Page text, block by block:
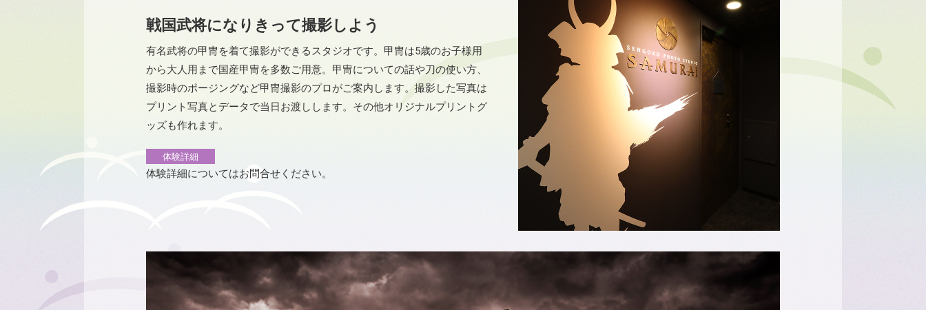
戦国武将になりきって撮影しよう
有名武将の甲冑を着て撮影ができるスタジオです。甲冑は5歳のお子様用
から大人用まで国産甲冑を多数ご用意。甲冑についての話や刀の使い方、
撮影時のポージングなど甲冑撮影のプロがご案内します。撮影した写真は
プリント写真とデータで当日お渡しします。その他オリジナルプリントグ
ッズも作れます。
体験詳細
体験詳細についてはお問合せください。